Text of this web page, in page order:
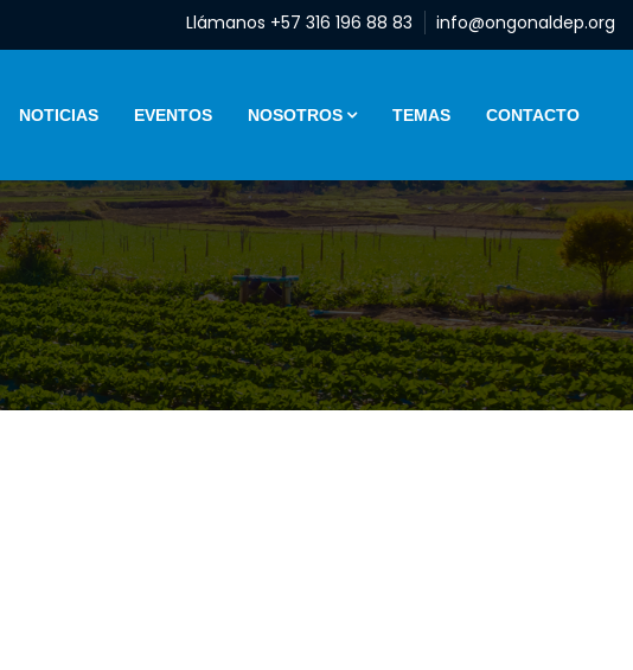
Llámanos +57 316 196 88 83 info@ongonaldep.org
NOTICIAS EVENTOS NOSOTROS TEMAS CONTACTO